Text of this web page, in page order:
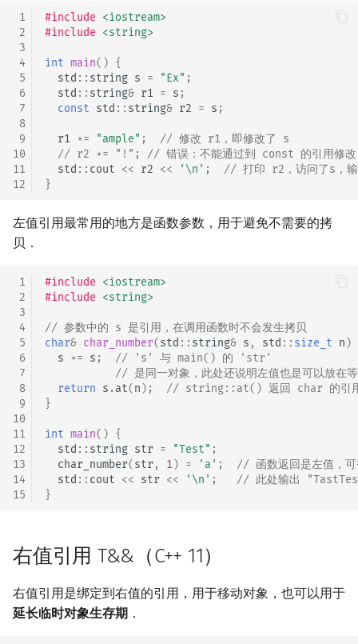
Code::Blocks
LaTeX 入门
Git
排序应用
优化
动态 DP
概率 DP
DP 套 DP
DP 优化
其它 DP 方法
后缀自动机 (SAM)
后缀平衡树
广义后缀自动机
后缀树
Manacher
序列自动机
最小表示法
Lyndon 分解
Main–Lorentz 算法
卢卡斯定理
同余方程
高次剩余 & 单位根
数论分块
莫比乌斯反演
杜教筛
Min_25 筛
洲阁筛
多项式与生成函数
普通生成函数
指数生成函数
组合数学
图论计数
线性代数
线性规划
抽象代数
博弈论
数值算法
序理论
杨氏矩阵
拟阵
Berlekamp–Massey 算法
树状数组
线段树
划分树
二叉搜索树 & 平衡树
跳表
树套树
K-D Tree
动态树
析合树
PQ 树
手指树
霍夫曼树
拆点
连通性相关
环计数问题
最小环
2-SAT
哈密顿图
二分图
平面图
弦图
图的着色
网络流
图的匹配
矩阵树定理
LGV 引理
随机增量法
反演变换
计算几何杂项
表达式求值
在一台机器上规划任务
主元素问题
Garsia–Wachs 算法
15-puzzle
珂朵莉树/颜色段均摊
空间优化简介
1
2
3
4
5
6
7
8
9
10
11
12
#include <iostream>
#include <string>
int main() {
std :: string s = "Ex" ;
std :: string& r1 = s ;
const std :: string& r2 = s ;
r1 += "ample" ;
// 修改 r1，即修改了 s
// r2 += "!"; // 错误：不能通过到 const 的引用修改
std :: cout << r2 << '\n' ;
// 打印 r2，访问了s，
}
左值引用最常用的地方是函数参数，用于避免不需要的拷
贝．
1
2
3
4
5
6
7
8
9
10
11
12
13
14
15
#include <iostream>
#include <string>
// 参数中的 s 是引用，在调用函数时不会发生拷贝
char& char_number(std :: string& s , std :: size_t n)
s += s ;
// 's' 与 main() 的 'str'
// 是同一对象，此处还说明左值也是可以放在
return s .at(n);
// string::at() 返回 char 的引
}
int main() {
std :: string str = "Test" ;
char_number(str, 1) = 'a' ;
// 函数返回是左值，可
std :: cout << str << '\n' ;
// 此处输出
}
右值引用 T&&（C++ 11）
右值引用是绑定到右值的引用，用于移动对象，也可以用于
延长临时对象生存期 ．